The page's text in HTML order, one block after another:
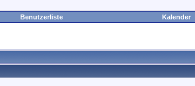
Benutzerliste Kalender